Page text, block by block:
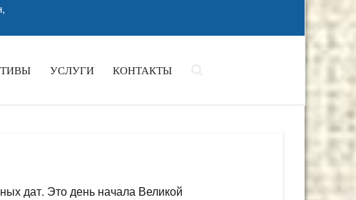
УСЛУГИ КОНТАКТЫ
дат. Это день начала Великой